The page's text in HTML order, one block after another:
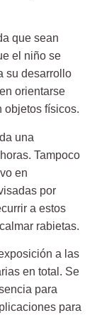
que sean
el niño se
su desarrollo
orientarse
objetos físicos.
una
Tampoco
en
por
a estos
rabietas.
a las
en total. Se
para
para